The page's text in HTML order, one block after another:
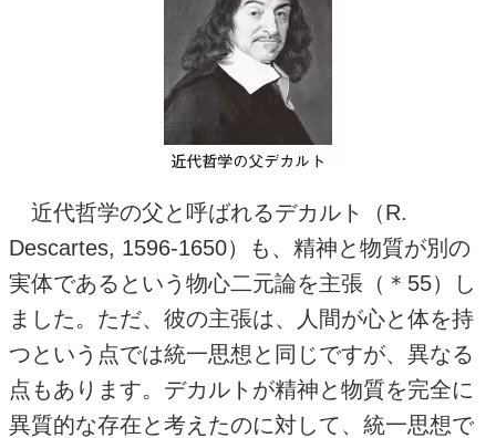
近代哲学の父と呼ばれるデカルト（R.
Descartes, 1596-1650）も、精神と物質が別の
実体であるという物心二元論を主張（＊ 55）し
ました。ただ、彼の主張は、人間が心と体を持
つという点では統一思想と同じですが、異なる
点もあります。デカルトが精神と物質を完全に
異質的な存在と考えたのに対して、統一思想で